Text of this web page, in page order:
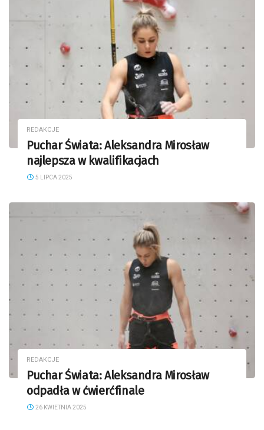
REDAKCJE
Puchar Świata: Aleksandra Mirosław
najlepsza w kwalifikacjach
5 LIPCA 2025
REDAKCJE
Puchar Świata: Aleksandra Mirosław
odpadła w ćwierćfinale
26 KWIETNIA 2025